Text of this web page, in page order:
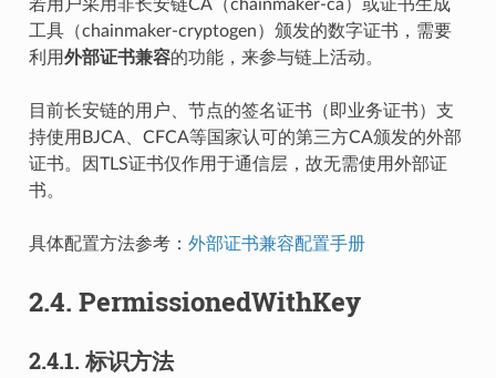
若用户采用非长安链CA（chainmaker-ca）或证书生成
工具（chainmaker-cryptogen）颁发的数字证书，需要
利用外部证书兼容的功能，来参与链上活动。
目前长安链的用户、节点的签名证书（即业务证书）支
持使用BJCA、CFCA等国家认可的第三方CA颁发的外部
证书。因TLS证书仅作用于通信层，故无需使用外部证
书。
具体配置方法参考： 外部证书兼容配置手册
2.4. PermissionedWithKey
2.4.1. 标识方法